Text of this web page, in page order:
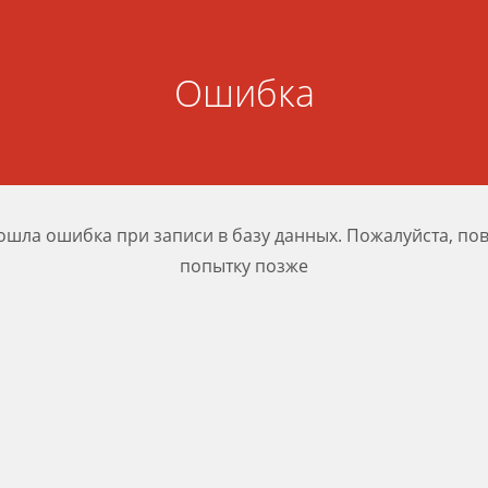
Ошибка
ошибка при записи в базу данных. Пожалуйста,
попытку позже